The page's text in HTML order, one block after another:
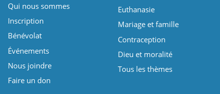
Qui nous sommes
Inscription
Bénévolat
Événements
Nous joindre
Faire un don
Euthanasie
Mariage et famille
Contraception
Dieu et moralité
Tous les thèmes